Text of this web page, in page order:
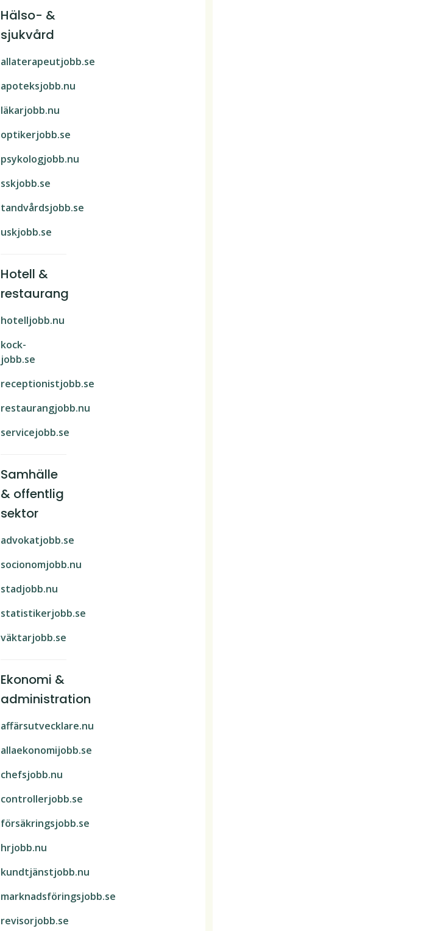
Hälso- &
sjukvård
allaterapeutjobb.se
apoteksjobb.nu
läkarjobb.nu
optikerjobb.se
psykologjobb.nu
sskjobb.se
tandvårdsjobb.se
uskjobb.se
Hotell &
restaurang
hotelljobb.nu
kock-
jobb.se
receptionistjobb.se
restaurangjobb.nu
servicejobb.se
Samhälle
& offentlig
sektor
advokatjobb.se
socionomjobb.nu
stadjobb.nu
statistikerjobb.se
väktarjobb.se
Ekonomi &
administration
affärsutvecklare.nu
allaekonomijobb.se
chefsjobb.nu
controllerjobb.se
försäkringsjobb.se
hrjobb.nu
kundtjänstjobb.nu
marknadsföringsjobb.se
revisorjobb.se